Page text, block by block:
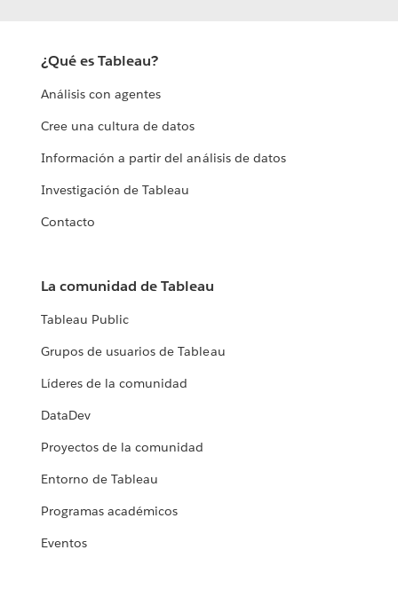
¿Qué es Tableau?
Análisis con agentes
Cree una cultura de datos
Información a partir del análisis de datos
Investigación de Tableau
Contacto
La comunidad de Tableau
Tableau Public
Grupos de usuarios de Tableau
Líderes de la comunidad
DataDev
Proyectos de la comunidad
Entorno de Tableau
Programas académicos
Eventos